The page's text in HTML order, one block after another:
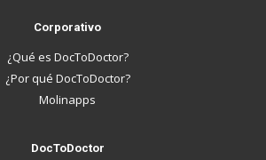
Corporativo
¿Qué es DocToDoctor?
¿Por qué DocToDoctor?
Molinapps
DocToDoctor